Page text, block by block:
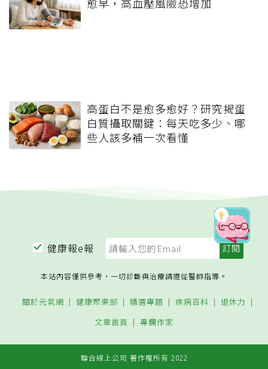
愈早，高血壓風險恐增加
高蛋白不是愈多愈好？研究揭蛋
白質攝取關鍵：每天吃多少、哪
些人該多補一次看懂
健康報e報
本站內容僅供參考，一切診斷與治療請遵從醫師指導。
關於元氣網 健康聚樂部 精選專題 疾病百科
退休力
文章首頁
專欄作家
聯合線上公司 著作權所有 2022